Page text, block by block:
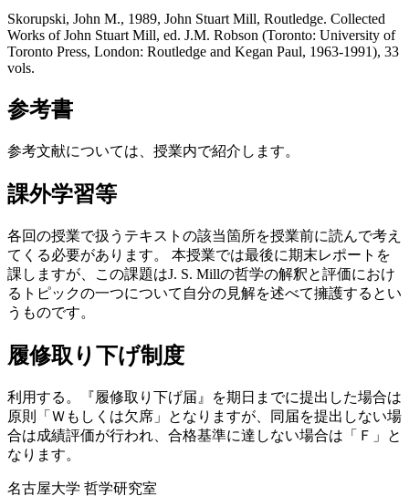
Skorupski, John M., 1989, John Stuart Mill, Routledge. Collected
Works of John Stuart Mill, ed. J.M. Robson (Toronto: University of
Toronto Press, London: Routledge and Kegan Paul, 1963-1991), 33
vols.
参考書
参考文献については、授業内で紹介します。
課外学習等
各回の授業で扱うテキストの該当箇所を授業前に読んで考え
てくる必要があります。 本授業では最後に期末レポートを
課しますが、この課題はJ. S. Millの哲学の解釈と評価におけ
るトピックの一つについて自分の見解を述べて擁護するとい
うものです。
履修取り下げ制度
利用する。『履修取り下げ届』を期日までに提出した場合は
原則「Ｗもしくは欠席」となりますが、同届を提出しない場
合は成績評価が行われ、合格基準に達しない場合は「Ｆ」と
なります。
名古屋大学 哲学研究室